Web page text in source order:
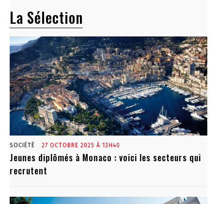
La Sélection
SOCIÉTÉ 27 OCTOBRE 2025 À 13H40
Jeunes diplômés à Monaco : voici les secteurs qui
recrutent